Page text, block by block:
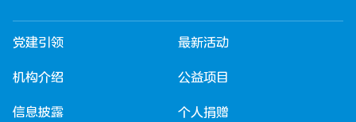
党建引领
机构介绍
信息披露
最新活动
公益项目
个人捐赠